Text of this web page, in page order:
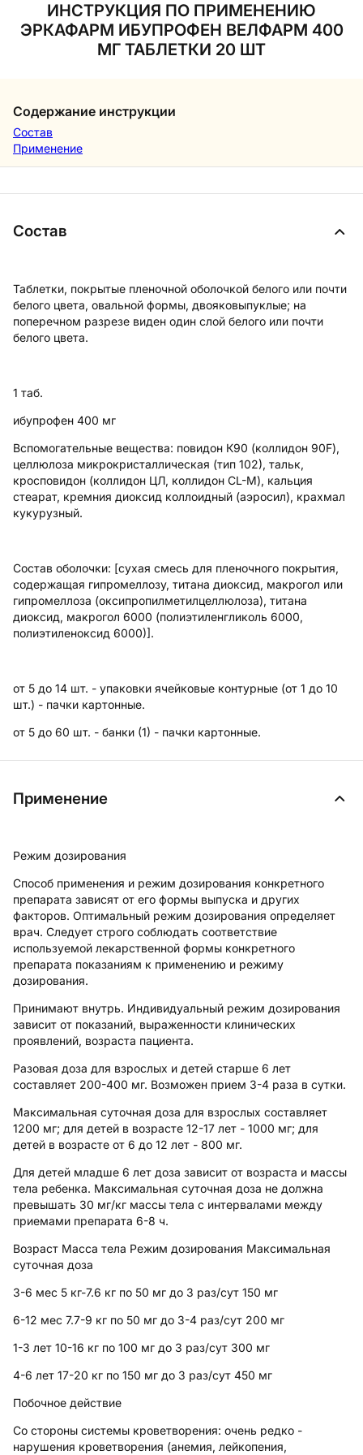
ИНСТРУКЦИЯ ПО ПРИМЕНЕНИЮ
ЭРКАФАРМ ИБУПРОФЕН ВЕЛФАРМ 400
МГ ТАБЛЕТКИ 20 ШТ
Содержание инструкции
Состав
Применение
Состав
Таблетки, покрытые пленочной оболочкой белого или почти
белого цвета, овальной формы, двояковыпуклые; на
поперечном разрезе виден один слой белого или почти
белого цвета.
1 таб.
ибупрофен 400 мг
Вспомогательные вещества: повидон К90 (коллидон 90F),
целлюлоза микрокристаллическая (тип 102), тальк,
кросповидон (коллидон ЦЛ, коллидон CL-M), кальция
стеарат, кремния диоксид коллоидный (аэросил), крахмал
кукурузный.
Состав оболочки: [сухая смесь для пленочного покрытия,
содержащая гипромеллозу, титана диоксид, макрогол или
гипромеллоза (оксипропилметилцеллюлоза), титана
диоксид, макрогол 6000 (полиэтиленгликоль 6000,
полиэтиленоксид 6000)].
от 5 до 14 шт. - упаковки ячейковые контурные (от 1 до 10
шт.) - пачки картонные.
от 5 до 60 шт. - банки (1) - пачки картонные.
Применение
Режим дозирования
Способ применения и режим дозирования конкретного
препарата зависят от его формы выпуска и других
факторов. Оптимальный режим дозирования определяет
врач. Следует строго соблюдать соответствие
используемой лекарственной формы конкретного
препарата показаниям к применению и режиму
дозирования.
Принимают внутрь. Индивидуальный режим дозирования
зависит от показаний, выраженности клинических
проявлений, возраста пациента.
Разовая доза для взрослых и детей старше 6 лет
составляет 200-400 мг. Возможен прием 3-4 раза в сутки.
Максимальная суточная доза для взрослых составляет
1200 мг; для детей в возрасте 12-17 лет - 1000 мг; для
детей в возрасте от 6 до 12 лет - 800 мг.
Для детей младше 6 лет доза зависит от возраста и массы
тела ребенка. Максимальная суточная доза не должна
превышать 30 мг/кг массы тела c интервалами между
приемами препарата 6-8 ч.
Возраст Масса тела Режим дозирования Максимальная
суточная доза
3-6 мес 5 кг-7.6 кг по 50 мг до 3 раз/сут 150 мг
6-12 мес 7.7-9 кг по 50 мг до 3-4 раз/сут 200 мг
1-3 лет 10-16 кг по 100 мг до 3 раз/сут 300 мг
4-6 лет 17-20 кг по 150 мг до 3 раз/сут 450 мг
Побочное действие
Со стороны системы кроветворения: очень редко -
нарушения кроветворения (анемия, лейкопения,